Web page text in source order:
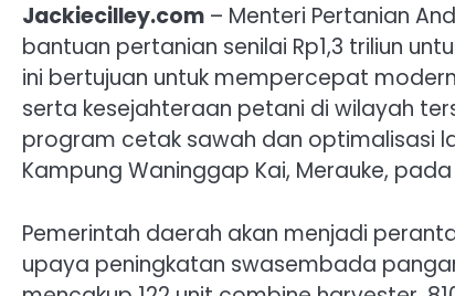
Jackiecilley.com – Menteri Pertanian
bantuan pertanian senilai Rp1,3 triliun
ini bertujuan untuk mempercepat
serta kesejahteraan petani di wilayah
program cetak sawah dan optimalisasi
Kampung Waninggap Kai, Merauke,
Pemerintah daerah akan menjadi
upaya peningkatan swasembada